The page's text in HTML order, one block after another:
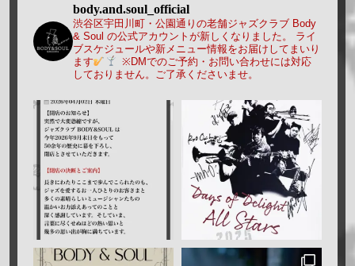
body.and.soul_official
渋谷区宇田川町・公園通りの老舗ジャズクラブ Body
& Soul の公式アカウントが新しくなりました。
ライ
ブスケジュールや新メニュー情報をお届けしてまいり
ます
※DMでのご予約・お問い合わせには対応
しておりません。ご了承くださいませ。